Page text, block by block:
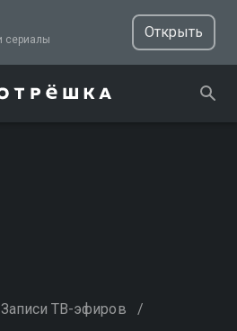
ТВ, фильмы и сериалы
Открыть
Записи ТВ-эфиров /